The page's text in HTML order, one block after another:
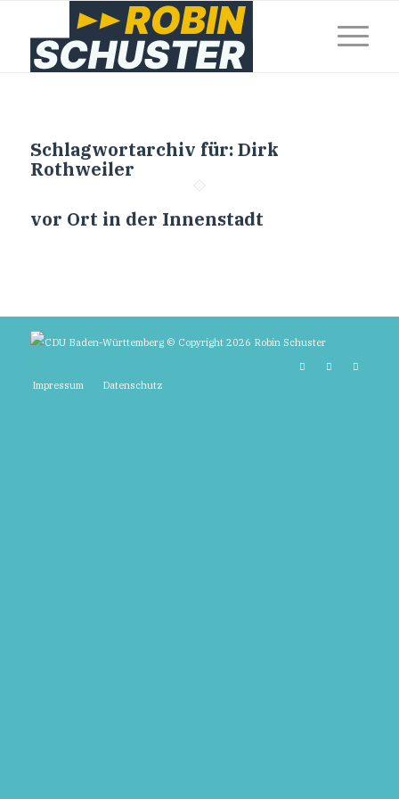
Schlagwortarchiv für:Dirk
Rothweiler
vor Ort in der Innenstadt
© Copyright 2026 Robin Schuster
Impressum Datenschutz